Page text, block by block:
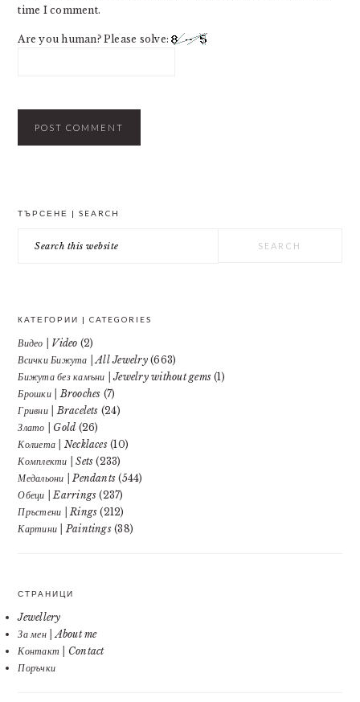
time I comment.
Are you human? Please solve:
ТЪРСЕНЕ | SEARCH
this
КАТЕГОРИИ | CATEGORIES
Видео | Video (2)
Всички Бижута | All Jewelry(663)
Бижута без камъни | Jewelry without gems (1)
Брошки | Brooches (7)
Гривни | Bracelets (24)
Злато | Gold (26)
Колиета | Necklaces(10)
Комплекти | Sets (233)
Медальони | Pendants (544)
Обеци | Earrings (237)
Пръстени | Rings (212)
Картини | Paintings(38)
СТРАНИЦИ
Jewellery
За мен | About me
Контакт | Contact
Поръчки